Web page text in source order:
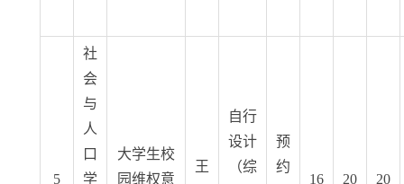
5
社
会
与
人
口
学
大学生校
园维权意
王
自行
设计
（综
预
约
16
20 20